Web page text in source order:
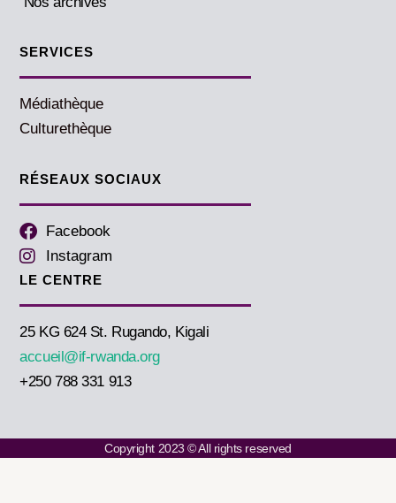
SERVICES
Médiathèque
Culturethèque
RÉSEAUX SOCIAUX
Facebook
Instagram
LE CENTRE
25 KG 624 St. Rugando, Kigali
accueil@if-rwanda.org
+250 788 331 913
Copyright 2023 © All rights reserved